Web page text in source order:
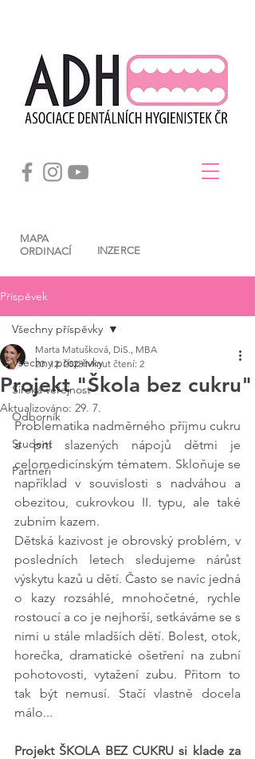
INZERCE
MAPA
ORDINACÍ
Příspěvek
Všechny příspěvky
Široká veřejnost
Odborník
Student
Partneři
Všechny příspěvky
Projekt "Škola bez cukru"
Marta Matušková, DiS., MBA
20. 12. 2023 Minut čtení: 2
Aktualizováno: 29. 7.
Problematika nadměrného příjmu cukru
a pití slazených nápojů dětmi je
celomedicínským tématem. Skloňuje se
například v souvislosti s nadváhou a
obezitou, cukrovkou II. typu, ale také
zubním kazem.
Dětská kazivost je obrovský problém, v
posledních letech sledujeme nárůst
výskytu kazů u dětí. Často se navíc jedná
o kazy rozsáhlé, mnohočetné, rychle
rostoucí a co je nejhorší, setkáváme se s
nimi u stále mladších dětí. Bolest, otok,
horečka, dramatické ošetření na zubní
pohotovosti, vytažení zubu. Přitom to
tak být nemusí. Stačí vlastně docela
málo...
Projekt ŠKOLA BEZ CUKRU si klade za